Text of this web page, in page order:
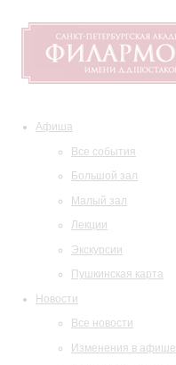
Афиша
Все события
Большой зал
Малый зал
Лекции
Экскурсии
Пушкинская карта
Новости
Все новости
Изменения в афише